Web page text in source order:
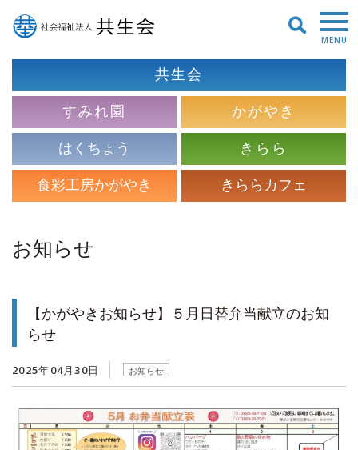
MENU
共生会
すみれ園
かがやき
はくちょう
きらら
食彩工房かがやき
きららカフェ
お知らせ
【かがやきお知らせ】５月日替弁当献立のお知
らせ
2025年04月30日 お知らせ